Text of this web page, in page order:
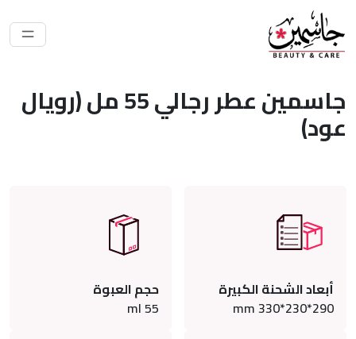
جاسمين عطر رجالي 55 مل (رويال
عود)
أبعاد الشحنة الكبيرة
290*230*330 mm
حجم العبوة
55